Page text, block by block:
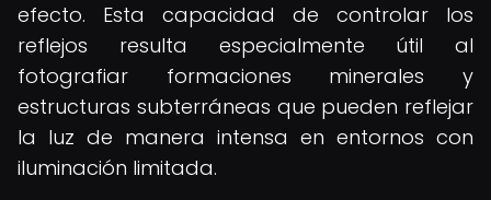
efecto. Esta capacidad de controlar los
reflejos resulta especialmente útil al
fotografiar formaciones minerales y
estructuras subterráneas que pueden reflejar
la luz de manera intensa en entornos con
iluminación limitada.